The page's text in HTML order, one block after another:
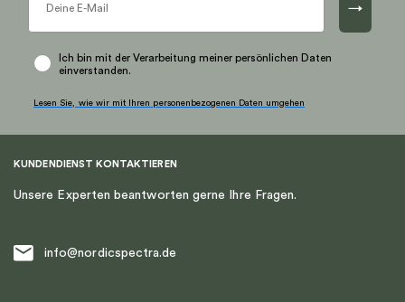
der
Produktseite
gewählt
werden
der
Produktseite
werden
→
Ich bin mit der Verarbeitung meiner persönlichen Daten
einverstanden.
Lesen Sie, wie wir mit Ihren personenbezogenen Daten umgehen
KUNDENDIENST KONTAKTIEREN
Unsere Experten beantworten gerne Ihre Fragen.
info@nordicspectra.de